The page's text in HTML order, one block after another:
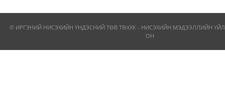
© ИРГЭНИЙ НИСЭХИЙН ҮНДЭСНИЙ ТӨВ ТӨХХК - НИСЭХИЙН МЭДЭЭЛЛИЙН
ОН